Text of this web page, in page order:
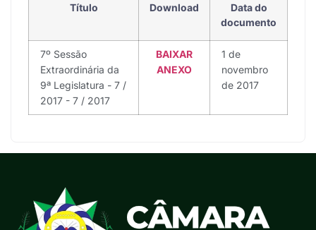
Título Download
Data do
documento
7º Sessão
Extraordinária da
9ª Legislatura - 7 /
2017 - 7 / 2017
BAIXAR
ANEXO
1 de
novembro
de 2017